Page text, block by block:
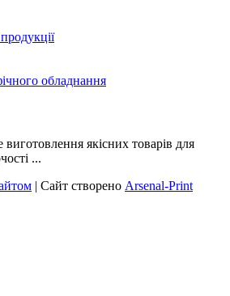
обладнання
виготовлення якісних товарів для
...
| Сайт створено Arsenal-Print